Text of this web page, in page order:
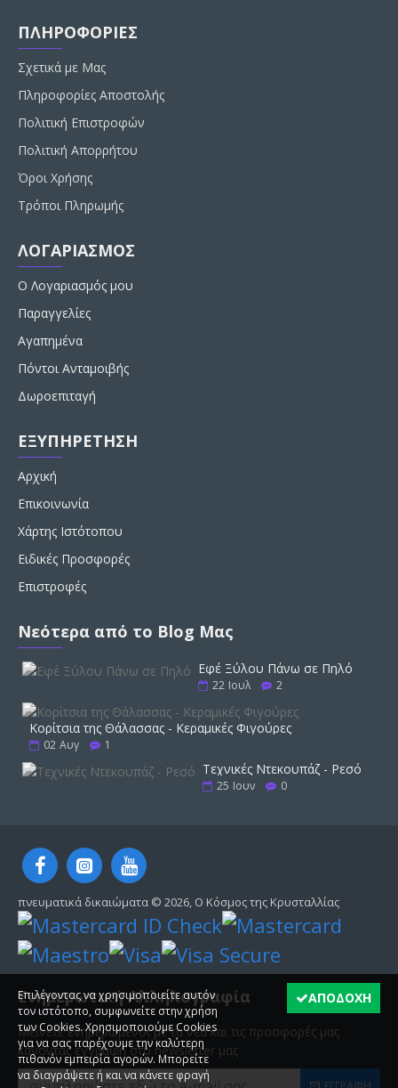
ΠΛΗΡΟΦΟΡΙΕΣ
Σχετικά με Μας
Πληροφορίες Αποστολής
Πολιτική Επιστροφών
Πολιτική Απορρήτου
Όροι Χρήσης
Τρόποι Πληρωμής
ΛΟΓΑΡΙΑΣΜΟΣ
Ο Λογαριασμός μου
Παραγγελίες
Αγαπημένα
Πόντοι Ανταμοιβής
Δωροεπιταγή
ΕΞΥΠΗΡΕΤΗΣΗ
Αρχική
Επικοινωνία
Χάρτης Ιστότοπου
Ειδικές Προσφορές
Επιστροφές
Νεότερα από το Blog Μας
Εφέ Ξύλου Πάνω σε Πηλό
22 Ιουλ 2
Κορίτσια της Θάλασσας - Κεραμικές Φιγούρες
02 Αυγ 1
Τεχνικές Ντεκουπάζ - Ρεσό
25 Ιουν 0
πνευματικά δικαιώματα © 2026, Ο Κόσμος της Κρυσταλλίας
Ενημερωτική Αλληλογραφία
Μείνετε ενημερωμένοι με τα νέα και τις προσφορές μας
κάνοντας εγγραφή στο newsletter μας
ΑΠΟΔΟΧΗ
Επιλέγοντας να χρησιμοποιείτε αυτόν
τον ιστότοπο, συμφωνείτε στην χρήση
των Cookies. Χρησιμοποιούμε Cookies
για να σας παρέχουμε την καλύτερη
πιθανόν εμπειρία αγορών. Μπορείτε
να διαγράψετε ή και να κάνετε φραγή